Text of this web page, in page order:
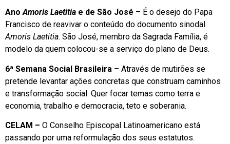
AnoAmoris Laetitia e de São José – É o desejo do Papa
Francisco de reavivar o conteúdo do documento sinodal
Amoris Laetitia. São José, membro da Sagrada Família, é
modelo da quem colocou-se a serviço do plano de Deus.
6ª Semana Social Brasileira – Através de mutirões se
pretende levantar ações concretas que construam caminhos
e transformação social. Quer focar temas como terra e
economia, trabalho e democracia, teto e soberania.
CELAM – O Conselho Episcopal Latinoamericano está
passando por uma reformulação dos seus estatutos.